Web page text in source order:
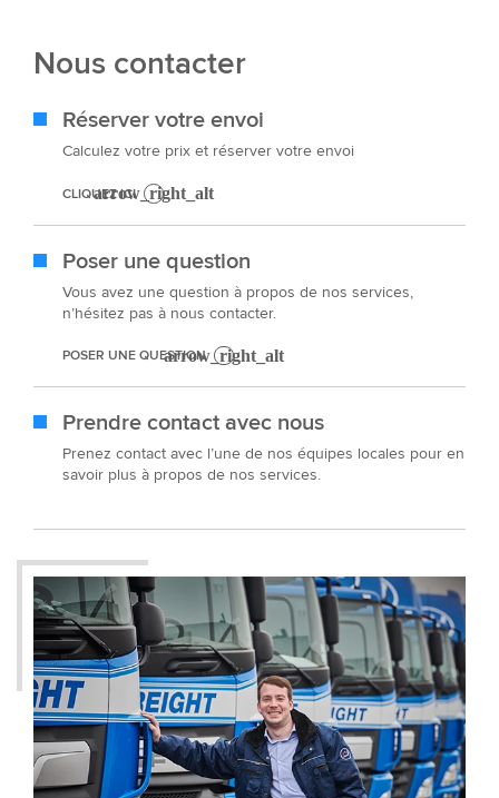
Nous contacter
Réserver votre envoi
Calculez votre prix et réserver votre envoi
CLIQUEZ ICI
Poser une question
Vous avez une question à propos de nos services,
n’hésitez pas à nous contacter.
POSER UNE QUESTION
Prendre contact avec nous
Prenez contact avec l’une de nos équipes locales pour en
savoir plus à propos de nos services.